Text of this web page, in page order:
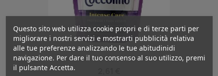
Coccolino Ammorbidente Eco...
Questo sito web utilizza cookie propri e di terze parti per
migliorare i nostri servizi e mostrarti pubblicità relativa
alle tue preferenze analizzando le tue abitudinidi
navigazione. Per dare il tuo consenso al suo utilizzo, premi
il pulsante Accetta.